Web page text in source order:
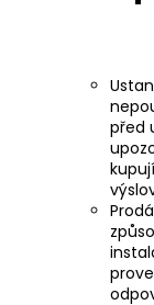
před